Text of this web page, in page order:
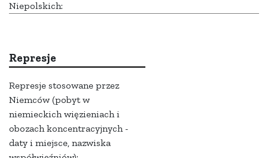
Niepolskich:
Represje
Represje stosowane przez
Niemców (pobyt w
niemieckich więzieniach i
obozach koncentracyjnych -
daty i miejsce, nazwiska